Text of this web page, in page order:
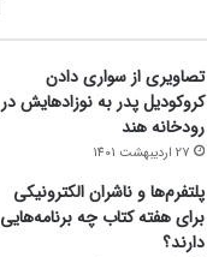
تصاویری از سواری دادن
کروکودیل پدر به نوزادهایش در
رودخانه هند
27 اردیبهشت 1401
پلتفرم‌ها و ناشران الکترونیکی
برای هفته کتاب چه برنامه‌هایی
دارند؟